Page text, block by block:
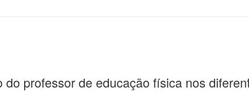
do professor de educação física nos